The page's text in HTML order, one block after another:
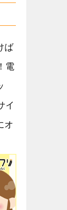
ば
電
イ
オ